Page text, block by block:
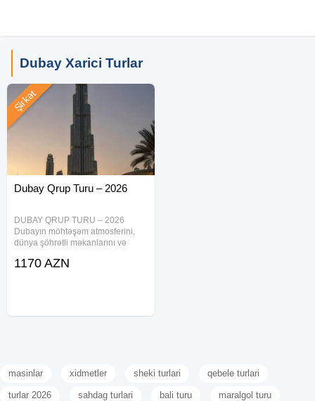
QEYD:
Qiymət 2nəfərlik otaqda 1 böyük üçün hesablanmışdır
DİQQƏT:* Qiymətlər hal hazırda qüvvədədir, bron etmə
tarixinə kimi dəyişilə bilər
Dubay Xarici Turlar
Dubay Qrup Turu – 2026
DUBAY QRUP TURU – 2026
Dubayın möhtəşəm atmosferini,
dünya şöhrətli məkanlarını və
kəşf edin! Tarixlər və Qiymətlər •
Şirkət
1170 AZN
masinlar xidmetler sheki turlari qebele turlari
turlar 2026 sahdag turlari bali turu maralgol turu